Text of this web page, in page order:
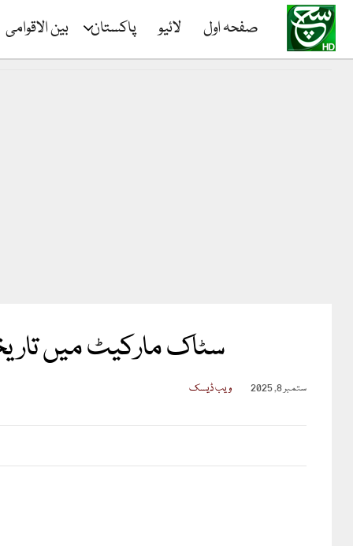
صفحہ اول لائیو پاکستان بین الاقوامی
سٹاک مارکیٹ میں تاریخی اضافہ،
ستمبر 8, 2025 ویب ڈیسک